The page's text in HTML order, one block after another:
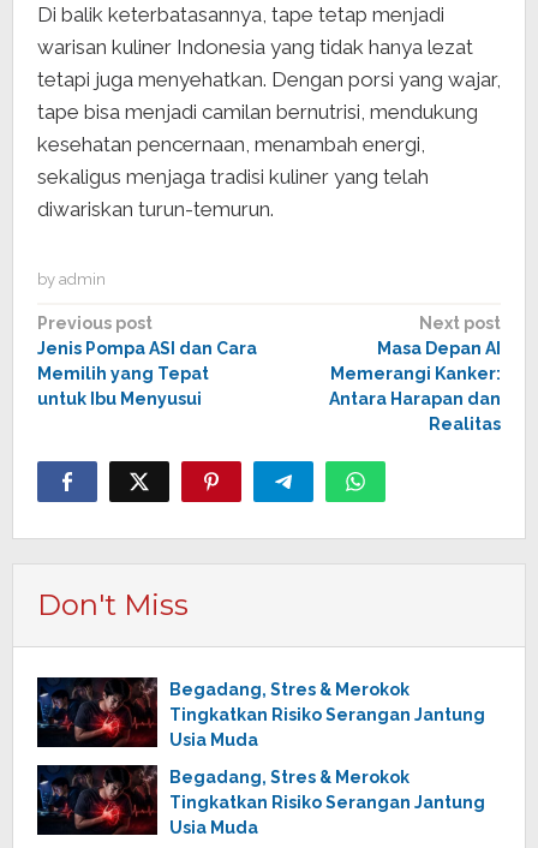
Di balik keterbatasannya, tape tetap menjadi
warisan kuliner Indonesia yang tidak hanya lezat
tetapi juga menyehatkan. Dengan porsi yang wajar,
tape bisa menjadi camilan bernutrisi, mendukung
kesehatan pencernaan, menambah energi,
sekaligus menjaga tradisi kuliner yang telah
diwariskan turun-temurun.
by admin
Post
navigation
Previous post
Jenis Pompa ASI dan Cara
Memilih yang Tepat
untuk Ibu Menyusui
Next post
Masa Depan AI
Memerangi Kanker:
Antara Harapan dan
Realitas
Don't Miss
Begadang, Stres & Merokok
Tingkatkan Risiko Serangan Jantung
Usia Muda
Begadang, Stres & Merokok
Tingkatkan Risiko Serangan Jantung
Usia Muda